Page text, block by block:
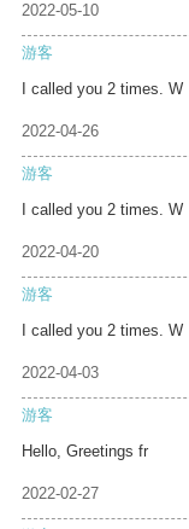
2022-05-10
游客
I called you 2 times. W
2022-04-26
游客
I called you 2 times. W
2022-04-20
游客
I called you 2 times. W
2022-04-03
游客
Hello, Greetings fr
2022-02-27